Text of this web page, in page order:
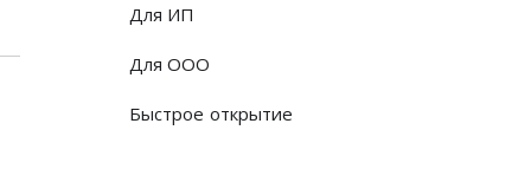
Для ИП
Для ООО
Быстрое открытие